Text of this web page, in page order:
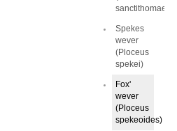
sanctithomae)
Spekes
wever
(Ploceus
spekei)
Fox'
wever
(Ploceus
spekeoides)